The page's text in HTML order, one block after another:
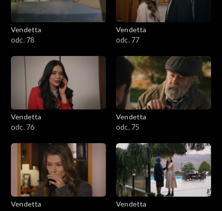
Vendetta
odc. 78
Vendetta
odc. 77
Vendetta
odc. 76
Vendetta
odc. 75
Vendetta
Vendetta